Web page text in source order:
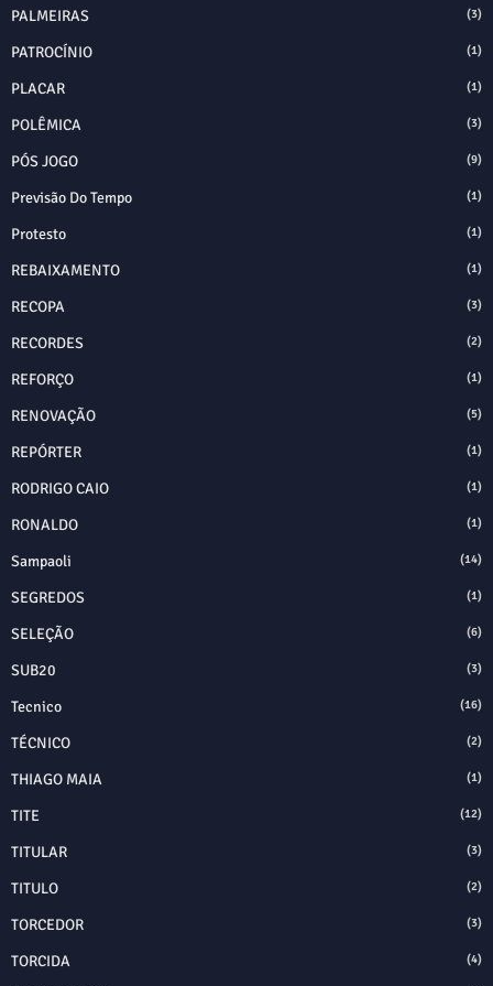
PALMEIRAS (3)
PATROCÍNIO (1)
PLACAR (1)
POLÊMICA (3)
PÓS JOGO (9)
Previsão Do Tempo (1)
Protesto (1)
REBAIXAMENTO (1)
RECOPA (3)
RECORDES (2)
REFORÇO (1)
RENOVAÇÃO (5)
REPÓRTER (1)
RODRIGO CAIO (1)
RONALDO (1)
Sampaoli (14)
SEGREDOS (1)
SELEÇÃO (6)
SUB20 (3)
Tecnico (16)
TÉCNICO (2)
THIAGO MAIA (1)
TITE (12)
TITULAR (3)
TITULO (2)
TORCEDOR (3)
TORCIDA (4)